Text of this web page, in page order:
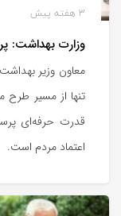
3 هفته پیش
وزارت بهداشت:
معاون وزیر
تنها از مسیر
قدرت حرفه‌ای
اعتماد مردم است.